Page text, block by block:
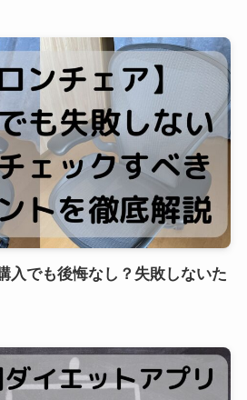
入でも後悔なし？失敗しないた